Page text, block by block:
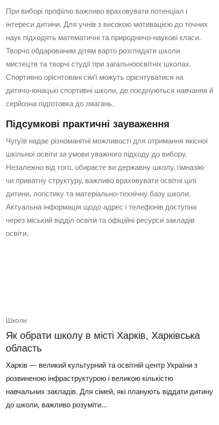
При виборі профілю важливо враховувати потенціал і
інтереси дитини. Для учнів з високою мотивацією до точних
наук підходять математичні та природничо‑наукові класи.
Творчо обдарованим дітям варто розглядати школи
мистецтв та творчі студії при загальноосвітніх школах.
Спортивно орієнтовані сім’ї можуть орієнтуватися на
дитячо‑юнацькі спортивні школи, де поєднуються навчання й
серйозна підготовка до змагань.
Підсумкові практичні зауваження
Чугуїв надає різноманітні можливості для отримання якісної
шкільної освіти за умови уважного підходу до вибору.
Незалежно від того, обираєте ви державну школу, гімназію
чи приватну структуру, важливо враховувати освітні цілі
дитини, логістику та матеріально‑технічну базу школи.
Актуальна інформація щодо адрес і телефонів доступна
через міський відділ освіти та офіційні ресурси закладів
освіти.
Школи
Як обрати школу в місті Харків, Харківська
область
Харків — великий культурний та освітній центр України з
розвиненою інфраструктурою і великою кількістю
навчальних закладів. Для сімей, які планують віддати дитину
до школи, важливо розуміти...